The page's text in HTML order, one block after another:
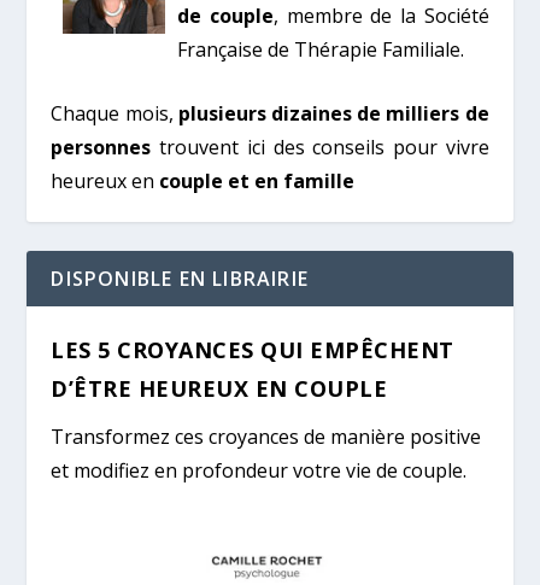
de couple, membre de la Société
Française de Thérapie Familiale.
Chaque mois, plusieurs dizaines de milliers de
personnes trouvent ici des conseils pour vivre
heureux en couple et en famille
DISPONIBLE EN LIBRAIRIE
LES 5 CROYANCES QUI EMPÊCHENT
D’ÊTRE HEUREUX EN COUPLE
Transformez ces croyances de manière positive
et modifiez en profondeur votre vie de couple.